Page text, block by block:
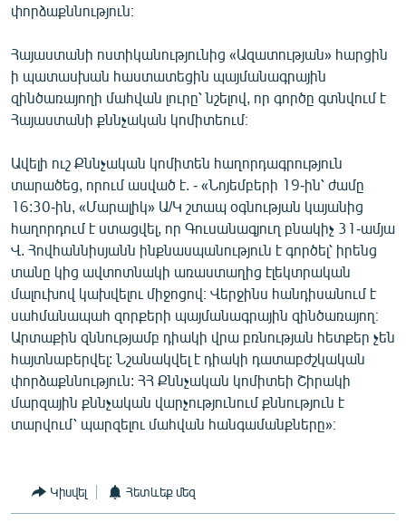
English
Русский
ՀԵՏԵՎԵՔ ՄԵԶ
«Ազատության» բոլոր կայքերը
փորձաքննություն։
Հայաստանի ոստիկանությունից «Ազատության» հարցին
ի պատասխան հաստատեցին պայմանագրային
զինծառայողի մահվան լուրը՝ նշելով, որ գործը գտնվում է
Հայաստանի քննչական կոմիտեում։
Ավելի ուշ Քննչական կոմիտեն հաղորդագրություն
տարածեց, որում ասված է. - «Նոյեմբերի 19-ին՝ ժամը
16:30-ին, «Մարալիկ» Ա/Կ շտապ օգնության կայանից
հաղորդում է ստացվել, որ Գուսանագյուղ բնակիչ 31-ամյա
Վ. Հովհաննիսյանն ինքնասպանություն է գործել՝ իրենց
տանը կից ավտոտնակի առաստաղից էլեկտրական
մալուխով կախվելու միջոցով։ Վերջինս հանդիսանում է
սահմանապահ զորքերի պայմանագրային զինծառայող։
Արտաքին զննությամբ դիակի վրա բռնության հետքեր չեն
հայտնաբերվել: Նշանակվել է դիակի դատաբժշկական
փորձաքննություն: ՀՀ Քննչական կոմիտեի Շիրակի
մարզային քննչական վարչությունում քննություն է
տարվում՝ պարզելու մահվան հանգամանքները»։
Կիսվել Հետևեք մեզ